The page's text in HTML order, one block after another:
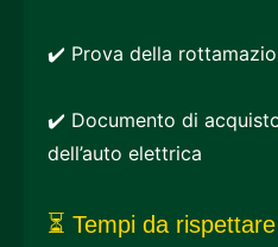
✔️ Prova della
✔️ Documento di
dell’auto elettrica
⏳ Tempi da rispettare